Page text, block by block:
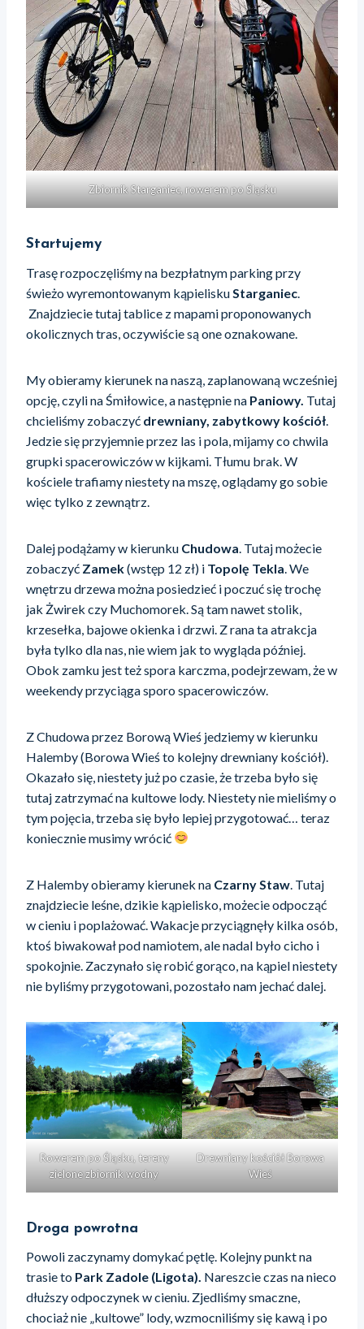
Zbiornik Starganiec, rowerem po Śląsku
Startujemy
Trasę rozpoczęliśmy na bezpłatnym parking przy
świeżo wyremontowanym kąpielisku Starganiec
Znajdziecie tutaj tablice z mapami proponowanych
okolicznych tras, oczywiście są one oznakowane.
My obieramy kierunek na naszą, zaplanowaną wcześniej
opcję, czyli na Śmiłowice, a następnie na Paniowy. Tutaj
chcieliśmy zobaczyć drewniany, zabytkowy kościół
Jedzie się przyjemnie przez las i pola, mijamy co chwila
grupki spacerowiczów w kijkami. Tłumu brak. W
kościele trafiamy niestety na mszę, oglądamy go sobie
więc tylko z zewnątrz.
Dalej podążamy w kierunku Chudowa . Tutaj możecie
zobaczyć Zamek(wstęp 12 zł) i Topolę Tekla . We
wnętrzu drzewa można posiedzieć i poczuć się trochę
jak Żwirek czy Muchomorek. Są tam nawet stolik,
krzesełka, bajowe okienka i drzwi. Z rana ta atrakcja
była tylko dla nas, nie wiem jak to wygląda później.
Obok zamku jest też spora karczma, podejrzewam, że w
weekendy przyciąga sporo spacerowiczów.
Z Chudowa przez Borową Wieś jedziemy w kierunku
Halemby (Borowa Wieś to kolejny drewniany kościół).
Okazało się, niestety już po czasie, że trzeba było się
tutaj zatrzymać na kultowe lody. Niestety nie mieliśmy o
tym pojęcia, trzeba się było lepiej przygotować… teraz
koniecznie musimy wrócić
Z Halemby obieramy kierunek na Czarny Staw . Tutaj
znajdziecie leśne, dzikie kąpielisko, możecie odpocząć
w cieniu i poplażować. Wakacje przyciągnęły kilka osób,
ktoś biwakował pod namiotem, ale nadal było cicho i
spokojnie. Zaczynało się robić gorąco, na kąpiel niestety
nie byliśmy przygotowani, pozostało nam jechać dalej.
Rowerem po Śląsku, tereny
zielone zbiornik wodny
Drewniany kościół Borowa
Wieś
Droga powrotna
Powoli zaczynamy domykać pętlę. Kolejny punkt na
trasie to Park Zadole (Ligota). Nareszcie czas na nieco
dłuższy odpoczynek w cieniu. Zjedliśmy smaczne,
chociaż nie „kultowe” lody, wzmocniliśmy się kawą i po